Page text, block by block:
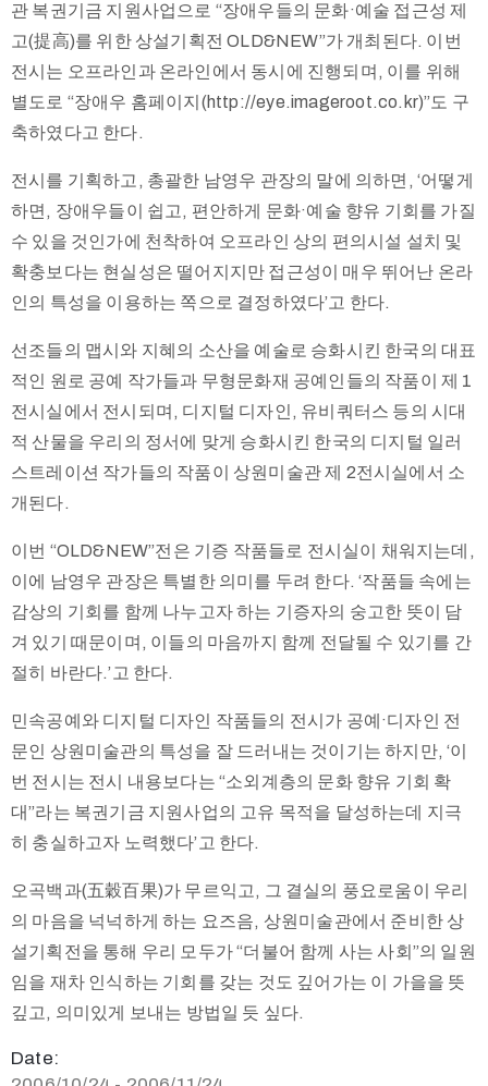
관 복권기금 지원사업으로 “장애우들의 문화·예술 접근성 제
고(提高)를 위한 상설기획전 OLD&NEW”가 개최된다. 이번
전시는 오프라인과 온라인에서 동시에 진행되며, 이를 위해
별도로 “장애우 홈페이지(http://eye.imageroot.co.kr)”도 구
축하였다고 한다.
전시를 기획하고, 총괄한 남영우 관장의 말에 의하면, ‘어떻게
하면, 장애우들이 쉽고, 편안하게 문화·예술 향유 기회를 가질
수 있을 것인가에 천착하여 오프라인 상의 편의시설 설치 및
확충보다는 현실성은 떨어지지만 접근성이 매우 뛰어난 온라
인의 특성을 이용하는 쪽으로 결정하였다’고 한다.
선조들의 맵시와 지혜의 소산을 예술로 승화시킨 한국의 대표
적인 원로 공예 작가들과 무형문화재 공예인들의 작품이 제 1
전시실에서 전시되며, 디지털 디자인, 유비쿼터스 등의 시대
적 산물을 우리의 정서에 맞게 승화시킨 한국의 디지털 일러
스트레이션 작가들의 작품이 상원미술관 제 2전시실에서 소
개된다.
이번 “OLD&NEW”전은 기증 작품들로 전시실이 채워지는데,
이에 남영우 관장은 특별한 의미를 두려 한다. ‘작품들 속에는
감상의 기회를 함께 나누고자 하는 기증자의 숭고한 뜻이 담
겨 있기 때문이며, 이들의 마음까지 함께 전달될 수 있기를 간
절히 바란다.’고 한다.
민속공예와 디지털 디자인 작품들의 전시가 공예·디자인 전
문인 상원미술관의 특성을 잘 드러내는 것이기는 하지만, ‘이
번 전시는 전시 내용보다는 “소외계층의 문화 향유 기회 확
대”라는 복권기금 지원사업의 고유 목적을 달성하는데 지극
히 충실하고자 노력했다’고 한다.
오곡백과(五穀百果)가 무르익고, 그 결실의 풍요로움이 우리
의 마음을 넉넉하게 하는 요즈음, 상원미술관에서 준비한 상
설기획전을 통해 우리 모두가 “더불어 함께 사는 사회”의 일원
임을 재차 인식하는 기회를 갖는 것도 깊어가는 이 가을을 뜻
깊고, 의미있게 보내는 방법일 듯 싶다.
Date: